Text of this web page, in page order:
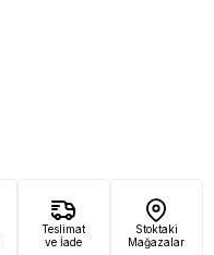
Teslimat
ve İade
Stoktaki
Mağazalar